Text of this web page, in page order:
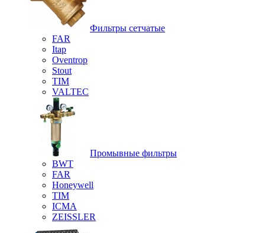
Фильтры сетчатые
FAR
Itap
Oventrop
Stout
TIM
VALTEC
Промывные фильтры
BWT
FAR
Honeywell
TIM
ICMA
ZEISSLER